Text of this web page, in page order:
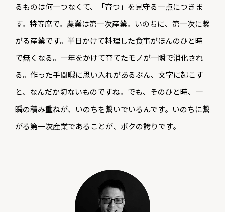
るものは何一つなくて、「育つ」を見守る一点につきま
す。特等席で。農業は第一次産業。いのちに、第一次に繋
がる産業です。半日かけて料理した食事がほんのひと時
で無くなる。一年をかけて育てたモノが一瞬で消化され
る。作った手間暇に思い入れがあるぶん、文字に起こす
と、なんだか切ないものですね。でも、そのひと時、一
瞬の積み重ねが、いのちを繋いでいるんです。いのちに繋
がる第一次産業であることが、ボクの誇りです。